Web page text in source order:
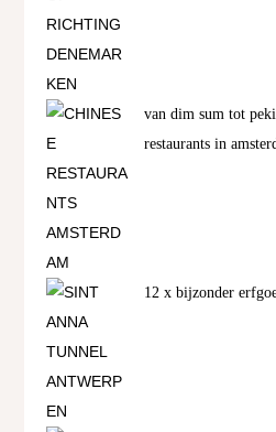
van dim sum tot
restaurants in
12 x bijzonder